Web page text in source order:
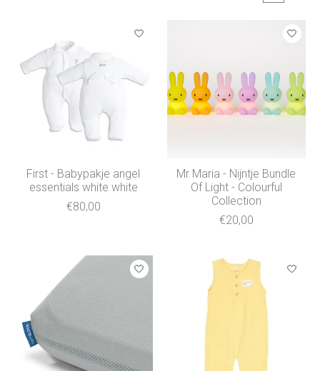
First - Babypakje angel
essentials white white
€80,00
Mr Maria - Nijntje Bundle
Of Light - Colourful
Collection
€20,00